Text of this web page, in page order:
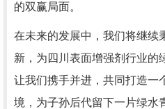
的双赢局面。
在未来的发展中，我们将继续
新，为四川表面增强剂行业的
让我们携手并进，共同打造一
境，为子孙后代留下一片绿水